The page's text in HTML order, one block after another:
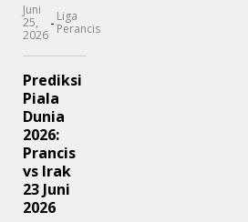
Juni
25,
2026
- Liga
Perancis
Prediksi
Piala
Dunia
2026:
Prancis
vs Irak
23 Juni
2026